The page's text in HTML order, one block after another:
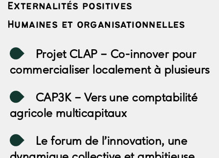
Externalités positives
Humaines et organisationnelles
Projet CLAP– Co-innover pour
commercialiser localement à plusieurs
CAP3K – Vers une comptabilité
agricole multicapitaux
Le forum de l’innovation, une